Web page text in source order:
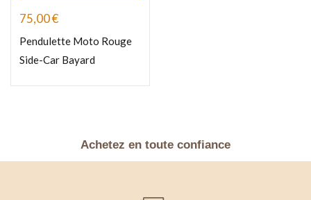
75,00€
Pendulette Moto Rouge
Side-Car Bayard
Achetez en toute confiance